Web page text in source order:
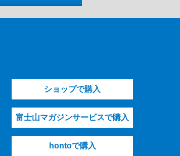
ショップで購入
富士山マガジンサービスで購入
hontoで購入